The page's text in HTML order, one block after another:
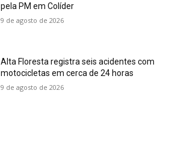
pela PM em Colíder
9 de agosto de 2026
Alta Floresta registra seis acidentes com
motocicletas em cerca de 24 horas
9 de agosto de 2026